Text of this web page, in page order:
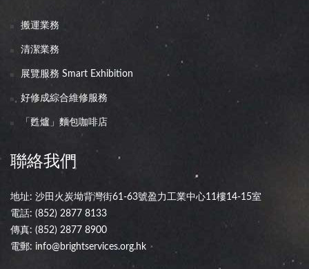
搬運業務
清潔業務
展覽服務 Smart Exhibition
好修成綜合維修服務
「甦爐」麵包咖啡店
聯絡我們
地址: 沙田火炭坳背灣街61-63號盈力工業中心11樓14-15室
電話: (852) 2877 8133
傳真: (852) 2877 8900
電郵: info@brightservices.org.hk